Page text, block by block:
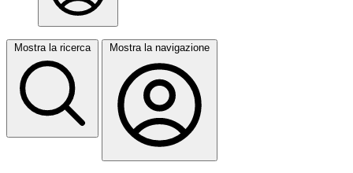
Mostra la ricerca Mostra la navigazione